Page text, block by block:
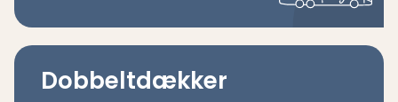
Dobbeltdækker